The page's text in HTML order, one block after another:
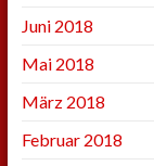
Juni 2018
Mai 2018
März 2018
Februar 2018